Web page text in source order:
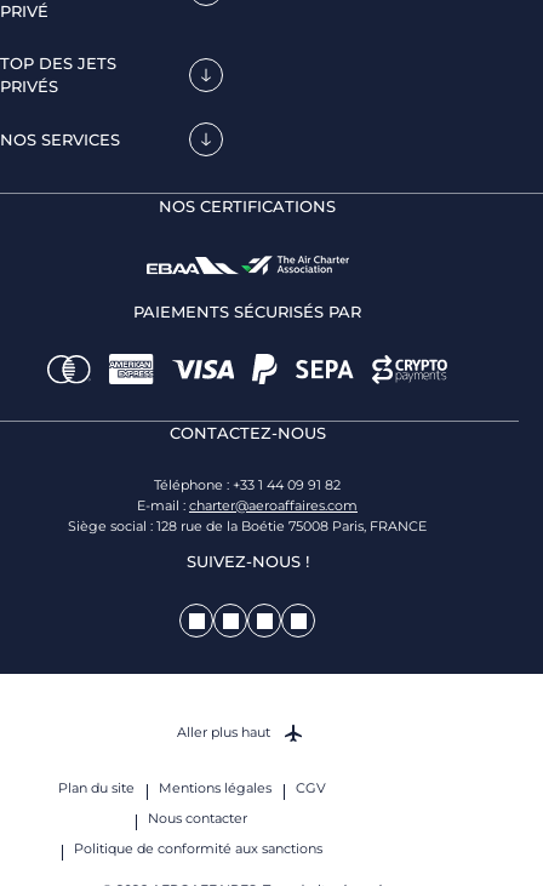
PRIVÉ
TOP DES JETS
PRIVÉS
NOS SERVICES
NOS CERTIFICATIONS
PAIEMENTS SÉCURISÉS PAR
CONTACTEZ-NOUS
Téléphone : +33 1 44 09 91 82
E-mail : charter@aeroaffaires.com
Siège social : 128 rue de la Boétie 75008 Paris, FRANCE
SUIVEZ-NOUS !
Plan du site Mentions légales
CGV
Nous contacter
Politique de conformité aux sanctions
Aller plus haut